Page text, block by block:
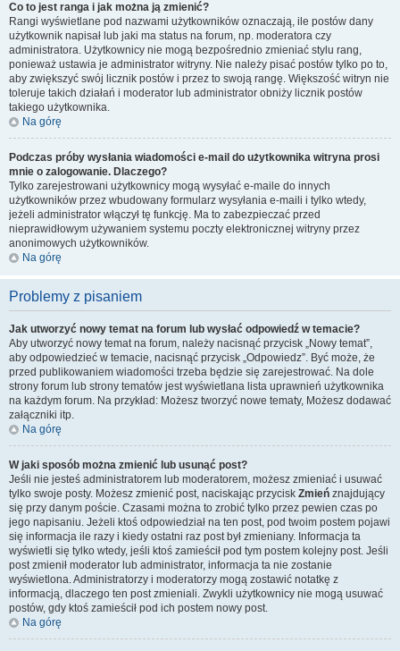
Co to jest ranga i jak można ją zmienić?
Rangi wyświetlane pod nazwami użytkowników oznaczają, ile postów dany
użytkownik napisał lub jaki ma status na forum, np. moderatora czy
administratora. Użytkownicy nie mogą bezpośrednio zmieniać stylu rang,
ponieważ ustawia je administrator witryny. Nie należy pisać postów tylko po to,
aby zwiększyć swój licznik postów i przez to swoją rangę. Większość witryn nie
toleruje takich działań i moderator lub administrator obniży licznik postów
takiego użytkownika.
Na górę
Podczas próby wysłania wiadomości e-mail do użytkownika witryna prosi
mnie o zalogowanie. Dlaczego?
Tylko zarejestrowani użytkownicy mogą wysyłać e-maile do innych
użytkowników przez wbudowany formularz wysyłania e-maili i tylko wtedy,
jeżeli administrator włączył tę funkcję. Ma to zabezpieczać przed
nieprawidłowym używaniem systemu poczty elektronicznej witryny przez
anonimowych użytkowników.
Na górę
Problemy z pisaniem
Jak utworzyć nowy temat na forum lub wysłać odpowiedź w temacie?
Aby utworzyć nowy temat na forum, należy nacisnąć przycisk „Nowy temat”,
aby odpowiedzieć w temacie, nacisnąć przycisk „Odpowiedz”. Być może, że
przed publikowaniem wiadomości trzeba będzie się zarejestrować. Na dole
strony forum lub strony tematów jest wyświetlana lista uprawnień użytkownika
na każdym forum. Na przykład: Możesz tworzyć nowe tematy, Możesz dodawać
załączniki itp.
Na górę
W jaki sposób można zmienić lub usunąć post?
Jeśli nie jesteś administratorem lub moderatorem, możesz zmieniać i usuwać
tylko swoje posty. Możesz zmienić post, naciskając przycisk Zmień znajdujący
się przy danym poście. Czasami można to zrobić tylko przez pewien czas po
jego napisaniu. Jeżeli ktoś odpowiedział na ten post, pod twoim postem pojawi
się informacja ile razy i kiedy ostatni raz post był zmieniany. Informacja ta
wyświetli się tylko wtedy, jeśli ktoś zamieścił pod tym postem kolejny post. Jeśli
post zmienił moderator lub administrator, informacja ta nie zostanie
wyświetlona. Administratorzy i moderatorzy mogą zostawić notatkę z
informacją, dlaczego ten post zmieniali. Zwykli użytkownicy nie mogą usuwać
postów, gdy ktoś zamieścił pod ich postem nowy post.
Na górę